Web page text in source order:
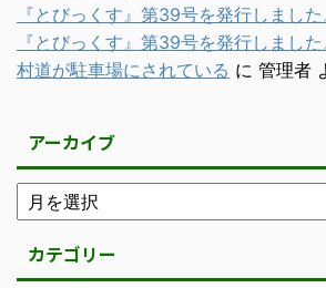
『とびっくす』第39号を発行しました
『とびっくす』第39号を発行しました
村道が駐車場にされている に 管理者
アーカイブ
カテゴリー